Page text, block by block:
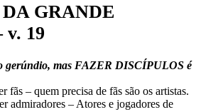
GRANDE
v. 19
gerúndio, mas FAZER DISCÍPULOS é
fãs – quem precisa de fãs são os artistas.
admiradores – Atores e jogadores de